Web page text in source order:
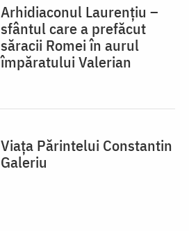
Arhidiaconul Laurențiu –
sfântul care a prefăcut
săracii Romei în aurul
împăratului Valerian
Viața Părintelui Constantin
Galeriu